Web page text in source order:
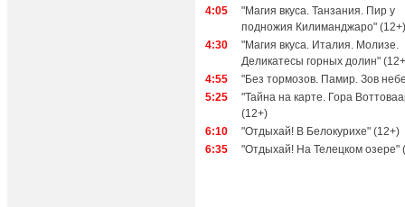
4:05
"Магия вкуса. Танзания. Пир у
подножия Килиманджаро" (12+)
4:30
"Магия вкуса. Италия. Молизе.
Деликатесы горных долин"
4:55
"Без тормозов. Памир. Зов
5:25
"Тайна на карте. Гора
(12+)
6:10
"Отдыхай! В Белокурихе" (12+)
6:35
"Отдыхай! На Телецком озере"